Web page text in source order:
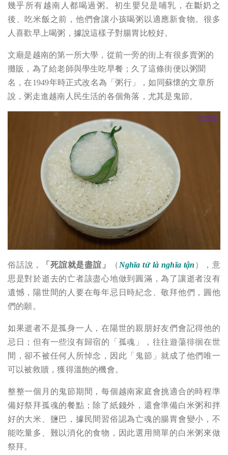
幾乎所有越南人都喝過粥。初生嬰兒是哺乳，在斷奶之
後、吃米飯之前，他們會讓小孩喝粥以適應新食物。很多
人喜歡早上喝粥，據說這樣子對腸胃比較好。
文廟是越南的第一所大學，從前一旁的街上有很多賣粥的
攤販，為了給老師與學生吃早餐；久了這條街便以粥聞
名，在1949年時正式改名為「粥行」，如同蘇懷的文章所
說，粥走進越南人民生活的各個角落，尤其是鬼節。
俗話說， 「死誼就是盡誼」 （ Nghĩa tử là nghĩa tận ），意
思是對於逝去的亡者該盡心地做到圓滿，為了讓逝者沒有
遺憾，陽世間的人要在每年忌日時紀念、敬拜他們，圓他
們的願。
如果逝者不是孤身一人，在陽世的親朋好友們會記得他的
忌日；但有一些沒有歸宿的「孤魂」，往往遊蕩徘徊在世
間，卻不被任何人所悼念，因此「鬼節」就成了他們唯一
可以被救贖，獲得溫飽的機會。
整整一個月的鬼節期間，每個越南家庭會挑適合的時程準
備好祭拜孤魂的餐點；除了紙錢外，還會準備白米粥和拌
好的大米、鹽巴，據民間習俗認為亡魂的腸胃會變小，不
能吃量多、難以消化的食物，因此選用簡單的白米粥來做
祭拜。